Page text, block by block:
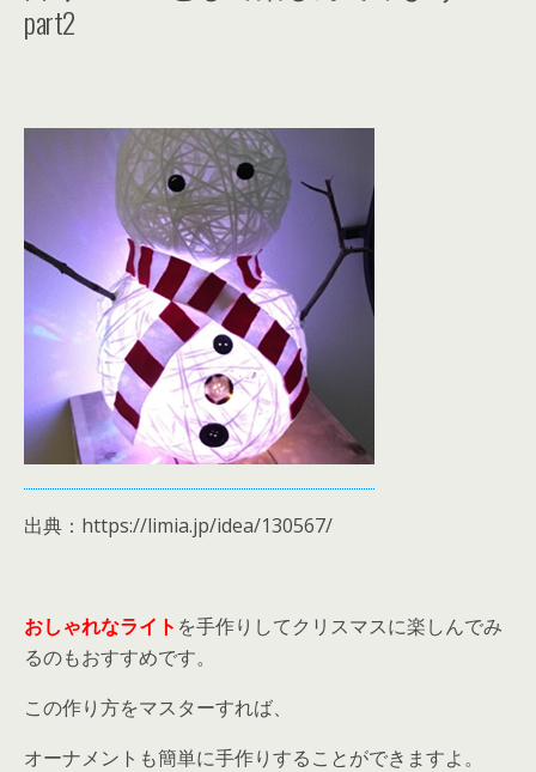
part2
出典：https://limia.jp/idea/130567/
おしゃれなライト を手作りしてクリスマスに楽しんでみ
るのもおすすめです。
この作り方をマスターすれば、
オーナメントも簡単に手作りすることができますよ。